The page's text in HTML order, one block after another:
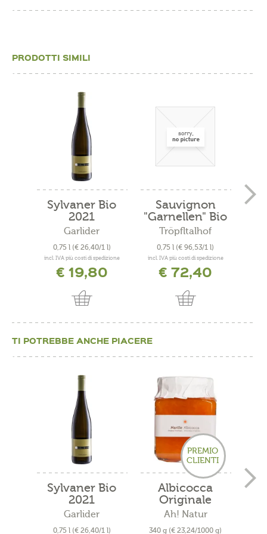
PRODOTTI SIMILI
Sylvaner Bio
2021
Garlider
0,75 l (€ 26,40/1 l)
incl. IVA più costi di spedizione
€ 19,80
Sauvignon
"Garnellen" Bio
2019
Tröpfltalhof
0,75 l (€ 96,53/1 l)
incl. IVA più costi di spedizione
€ 72,40
TI POTREBBE ANCHE PIACERE
Sylvaner Bio
2021
Garlider
0,75 l (€ 26,40/1 l)
PREMIO
CLIENTI
Albicocca
Originale
Venostana...
Ah! Natur
340 g (€ 23,24/1000 g)